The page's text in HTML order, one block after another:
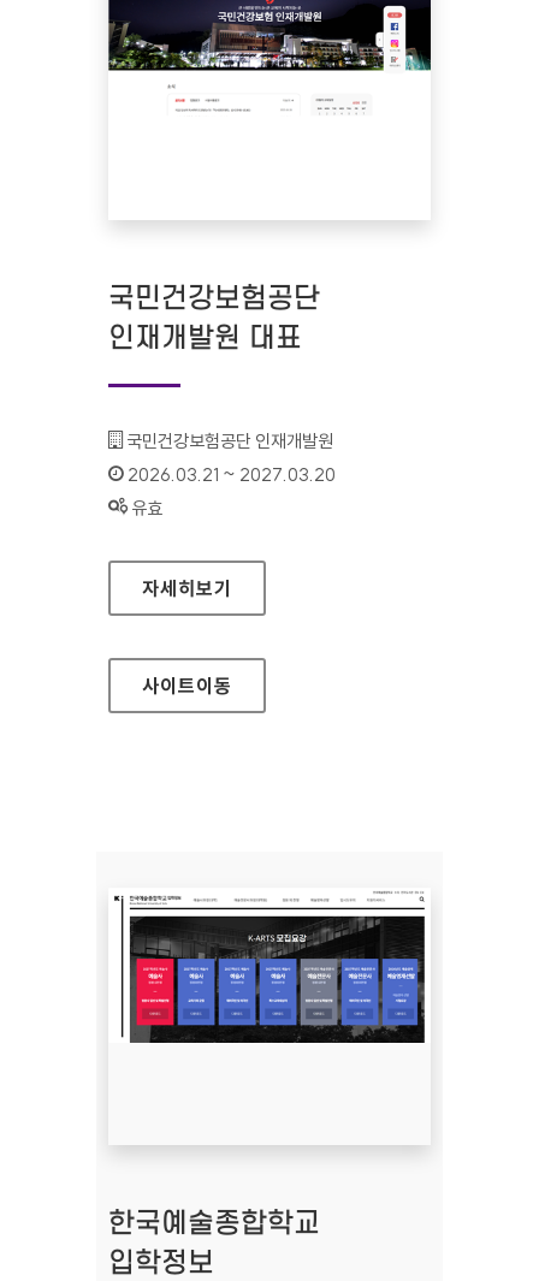
국민건강보험공단
인재개발원 대표
기관명 :
국민건강보험공단 인재개발원
인증기간 :
2026.03.21 ~ 2027.03.20
상태 :
유효
국민건강보험공단 인재개발원 대표
자세히보기
사이트이동
한국예술종합학교
입학정보